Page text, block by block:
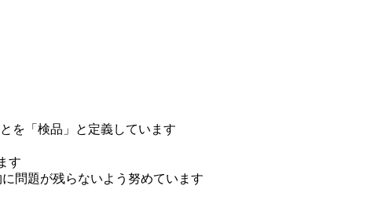
を「検品」と定義しています
す
問題が残らないよう努めています